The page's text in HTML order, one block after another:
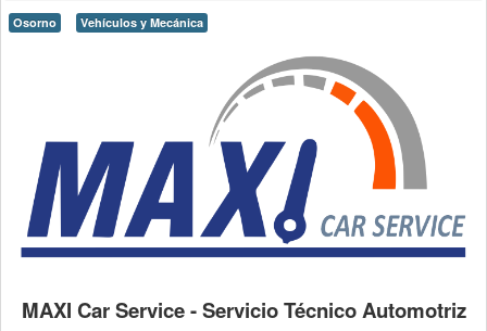
Osorno Vehículos y Mecánica
MAXI Car Service - Servicio Técnico Automotriz